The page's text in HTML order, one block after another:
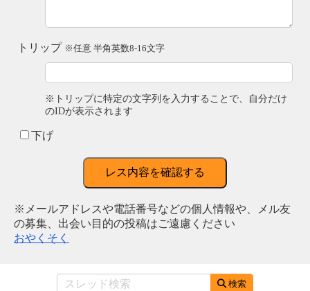
トリップ ※任意 半角英数8-16文字
※トリップに特定の文字列を入力することで、自分だけ
のIDが表示されます
下げ
レス内容を確認する
※メールアドレスや電話番号などの個人情報や、メル友
の募集、出会い目的の投稿はご遠慮ください
おやくそく
検索